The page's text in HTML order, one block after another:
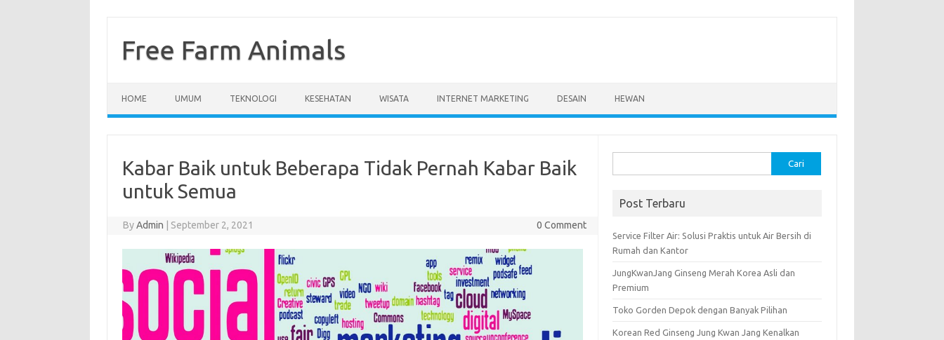
contentFree Farm Animals
HOME UMUM TEKNOLOGI KESEHATAN WISATA INTERNET MARKETING DESAIN HEWAN
Kabar Baik untuk Beberapa Tidak Pernah Kabar Baik
untuk Semua
ByAdmin September 2, 2021 0 Comment
untuk:
Post Terbaru
Service Filter Air: Solusi Praktis untuk Air Bersih di
Rumah dan Kantor
JungKwanJang Ginseng Merah Korea Asli dan
Premium
Toko Gorden Depok dengan Banyak Pilihan
Korean Red Ginseng Jung Kwan Jang Kenalkan